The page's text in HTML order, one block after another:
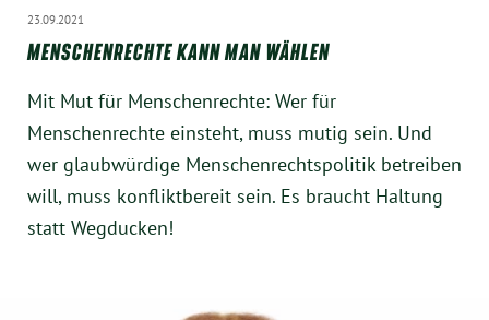
23.09.2021
MENSCHENRECHTE KANN MAN WÄHLEN
Mit Mut für Menschenrechte: Wer für
Menschenrechte einsteht, muss mutig sein. Und
wer glaubwürdige Menschenrechtspolitik betreiben
will, muss konfliktbereit sein. Es braucht Haltung
statt Wegducken!